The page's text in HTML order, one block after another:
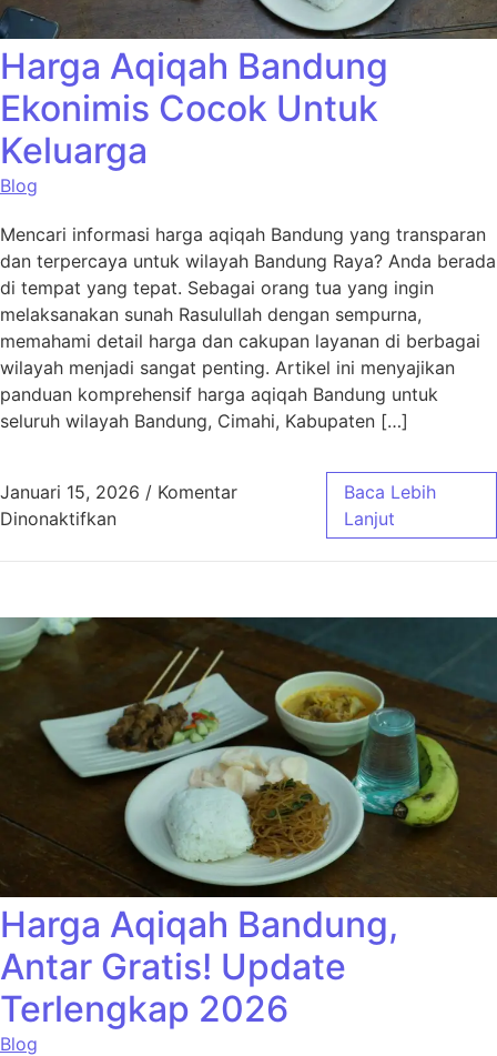
Harga Aqiqah Bandung
Ekonimis Cocok Untuk
Keluarga
Blog
Mencari informasi harga aqiqah Bandung yang transparan
dan terpercaya untuk wilayah Bandung Raya? Anda berada
di tempat yang tepat. Sebagai orang tua yang ingin
melaksanakan sunah Rasulullah dengan sempurna,
memahami detail harga dan cakupan layanan di berbagai
wilayah menjadi sangat penting. Artikel ini menyajikan
panduan komprehensif harga aqiqah Bandung untuk
seluruh wilayah Bandung, Cimahi, Kabupaten […]
Januari 15, 2026 / Komentar
Dinonaktifkanpada Harga Aqiqah Bandung Ekonimis
Baca Lebih
Lanjut
Harga Aqiqah Bandung,
Antar Gratis! Update
Terlengkap 2026
Blog